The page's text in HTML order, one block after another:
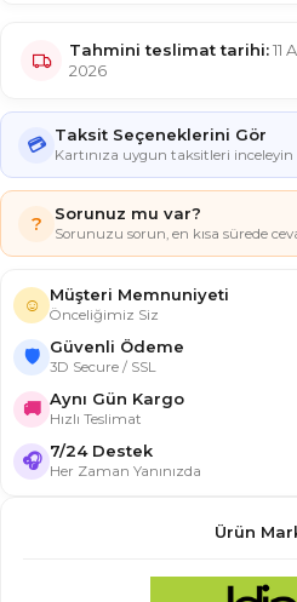
Tahmini teslimat tarihi:11
2026
💳 Taksit Seçeneklerini Gör
Kartınıza uygun taksitleri inceleyin
? Sorunuz mu var?
Sorunuzu sorun, en kısa sürede
☺ Müşteri Memnuniyeti
Önceliğimiz Siz
🛡 Güvenli Ödeme
3D Secure / SSL
🚚 Aynı Gün Kargo
Hızlı Teslimat
🎧 7/24 Destek
Her Zaman Yanınızda